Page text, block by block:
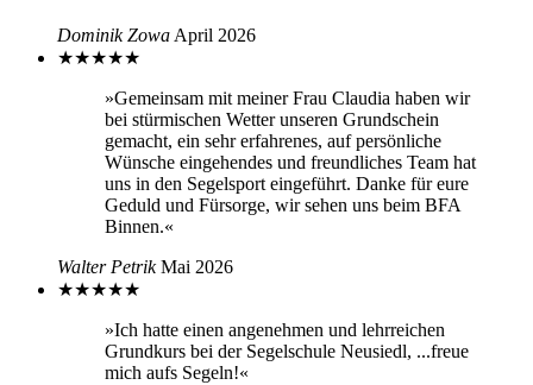
Dominik Zowa April 2026
★★★★★
»Gemeinsam mit meiner Frau Claudia haben wir
bei stürmischen Wetter unseren Grundschein
gemacht, ein sehr erfahrenes, auf persönliche
Wünsche eingehendes und freundliches Team hat
uns in den Segelsport eingeführt. Danke für eure
Geduld und Fürsorge, wir sehen uns beim BFA
Binnen.«
Walter Petrik Mai 2026
★★★★★
»Ich hatte einen angenehmen und lehrreichen
Grundkurs bei der Segelschule Neusiedl, ...freue
mich aufs Segeln!«